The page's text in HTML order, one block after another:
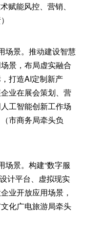
赋能风控、营销、
场景。推动建设智慧
景，布局虚实融合
打造AI定制新产
业在展会策划、营
工智能创新工作场
市商务局牵头负
场景。构建“数字服
计平台、虚拟现实
业开放应用场景，
化广电旅游局牵头